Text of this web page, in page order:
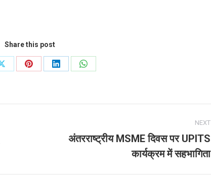
Share this post
Share
Share
Share
Share
NEXT
अंतरराष्ट्रीय MSME दिवस पर UPITS
कार्यक्रम में सहभागिता